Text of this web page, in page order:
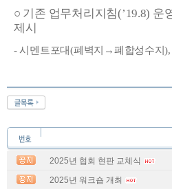
○ 기존 업무처리지침(’19.8) 운
제시
-시멘트포대(폐벽지 →폐합성수지),
2025년 협회 현판 교체식
2025년 워크숍 개최